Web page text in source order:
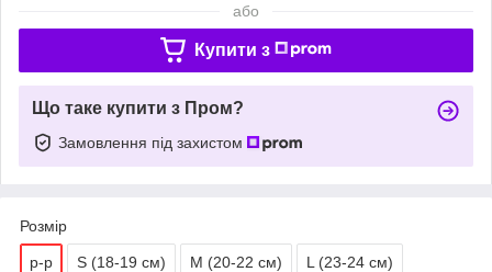
або
Купити з
Що таке купити з Пром?
Замовлення під захистом
Розмір
р-р S (18-19 см) M (20-22 см) L (23-24 см)